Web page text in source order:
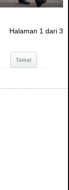
Halaman 1 dari 3
Tamat